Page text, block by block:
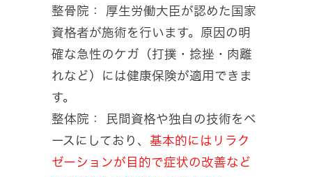
整骨院： 厚生労働大臣が認めた国家
資格者が施術を行います。原因の明
確な急性のケガ（打撲・捻挫・肉離
れなど）には健康保険が適用できま
す。
整体院： 民間資格や独自の技術をベ
ースにしており、 基本的にはリラク
ゼーションが目的で症状の改善など